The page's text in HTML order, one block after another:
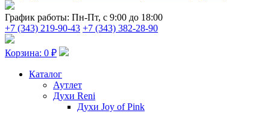
График работы: Пн-Пт, с 9:00 до 18:00
+7 (343) 219-90-43 +7 (343) 382-28-90
Корзина: 0 ₽
Каталог
Аутлет
Духи Reni
Духи Joy of Pink